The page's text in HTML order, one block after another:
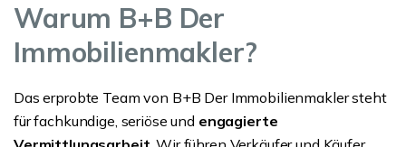
Warum B+B Der
Immobilienmakler?
Das erprobte Team von B+B Der Immobilienmakler steht
für fachkundige, seriöse und engagierte